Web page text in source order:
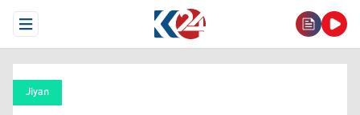
Open Menu
Jiyan